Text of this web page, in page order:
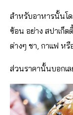
สำหรับอาหารนั้นโ
ซ้อน อย่าง สปาเก็ต
ต่างๆ ชา, กาแฟ หรื
ส่วนราคานั้นบอกเล